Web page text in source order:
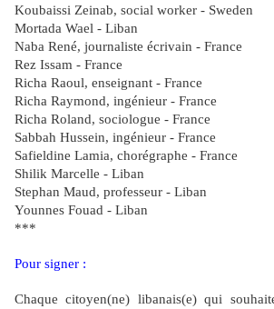
Koubaissi Zeinab, social worker - Sweden
Mortada Wael - Liban
Naba René, journaliste écrivain - France
Rez Issam - France
Richa Raoul, enseignant - France
Richa Raymond, ingénieur - France
Richa Roland, sociologue - France
Sabbah Hussein, ingénieur - France
Safieldine Lamia, chorégraphe - France
Shilik Marcelle - Liban
Stephan Maud, professeur - Liban
Younnes Fouad - Liban
***
Pour signer :
Chaque citoyen(ne) libanais(e) qui